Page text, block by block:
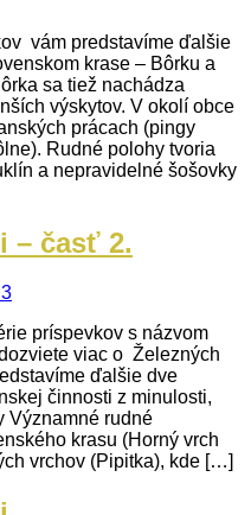
vám predstavíme ďalšie
krase – Bôrku a
sa tiež nachádza
výskytov. V okolí obce
prácach (pingy
Rudné polohy tvoria
a nepravidelné šošovky
– časť 2.
príspevkov s názvom
viac o Železných
ďalšie dve
činnosti z minulosti,
Významné rudné
krasu (Horný vrch
vrchov (Pipitka), kde […]